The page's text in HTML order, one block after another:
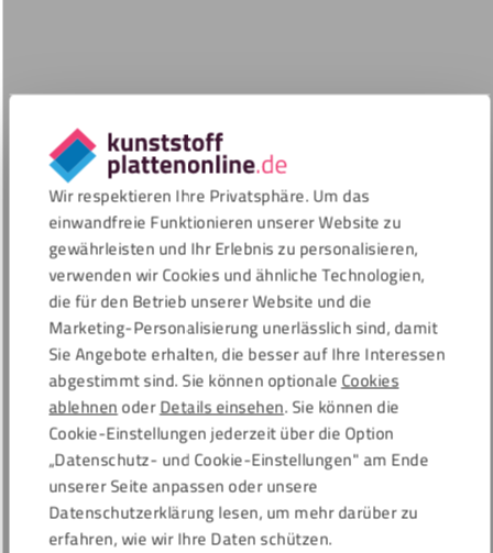
Wir respektieren Ihre Privatsphäre. Um das
einwandfreie Funktionieren unserer Website zu
gewährleisten und Ihr Erlebnis zu personalisieren,
verwenden wir Cookies und ähnliche Technologien,
die für den Betrieb unserer Website und die
Marketing-Personalisierung unerlässlich sind, damit
Sie Angebote erhalten, die besser auf Ihre Interessen
abgestimmt sind. Sie können optionale Cookies
ablehnen oderDetails einsehen. Sie können die
Cookie-Einstellungen jederzeit über die Option
„Datenschutz- und Cookie-Einstellungen" am Ende
unserer Seite anpassen oder unsere
Datenschutzerklärung lesen, um mehr darüber zu
erfahren, wie wir Ihre Daten schützen.